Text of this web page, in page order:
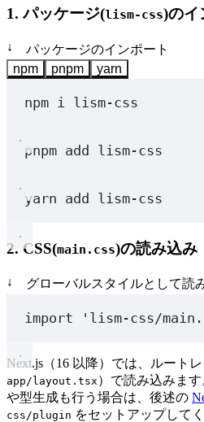
1. パッケージ(lism-css)のイ
↓
パッケージのインポート
npm
pnpm yarn
npm i lism-css
pnpm add lism-css
yarn add lism-css
2. CSS(main.css)の読み込み
↓ グローバルスタイルとして読
import 'lism-css/
Next.js（16 以降）では、ルート
app/layout.tsx ）で読み込みます
や型生成も行う場合は、後述の
css/plugin をセットアップしてく